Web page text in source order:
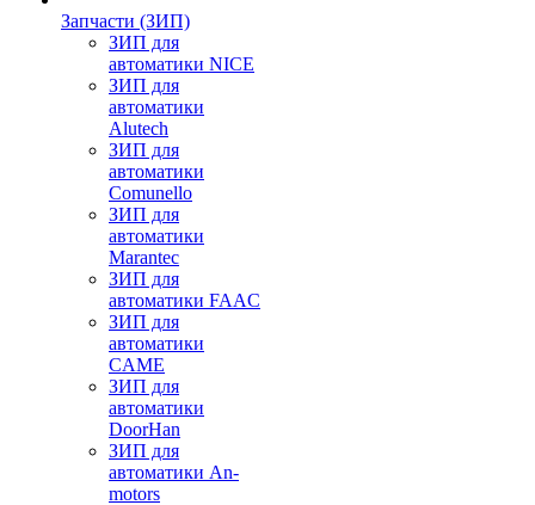
Запчасти (ЗИП)
ЗИП для
автоматики NICE
ЗИП для
автоматики
Alutech
ЗИП для
автоматики
Comunello
ЗИП для
автоматики
Marantec
ЗИП для
автоматики FAAC
ЗИП для
автоматики
CAME
ЗИП для
автоматики
DoorHan
ЗИП для
автоматики An-
motors